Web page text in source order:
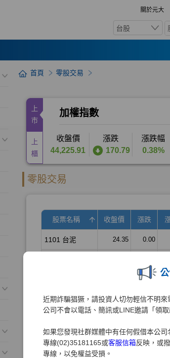
關於元大
台股
近期詐騙猖獗，請投資人切勿輕信不明
公司不會以電話、簡訊或LINE邀請「領
如果您發現社群媒體中有任何假借本公
專線(02)35181165或客服信箱反映，或
專線，以免權益受損。
首頁 零股交易